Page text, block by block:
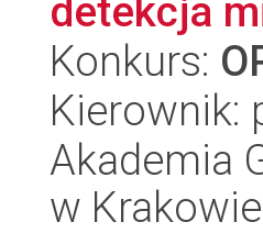
detekcja
Konkurs:
Kierownik:
Akademia
w